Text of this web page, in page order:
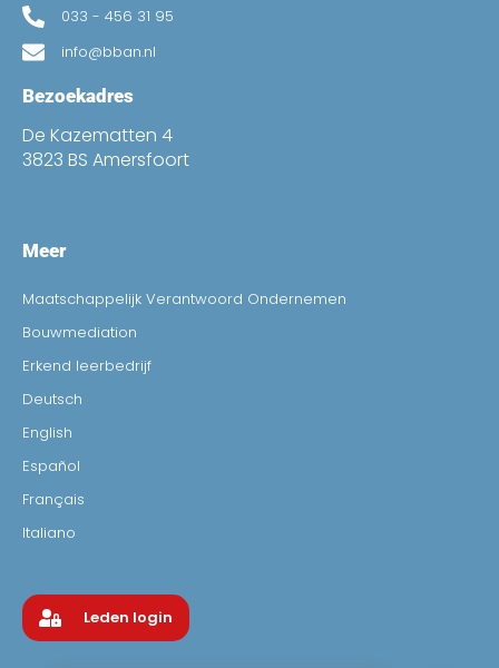
033 - 456 31 95
info@bban.nl
Bezoekadres
De Kazematten 4
3823 BS Amersfoort
Meer
Maatschappelijk Verantwoord Ondernemen
Bouwmediation
Erkend leerbedrijf
Deutsch
English
Español
Français
Italiano
Leden login